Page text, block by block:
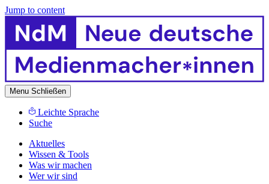
Jump to content
Menu Schließen
Leichte Sprache
Suche
Aktuelles
Wissen & Tools
Was wir machen
Wer wir sind